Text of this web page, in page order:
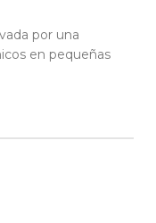
por una
en pequeñas